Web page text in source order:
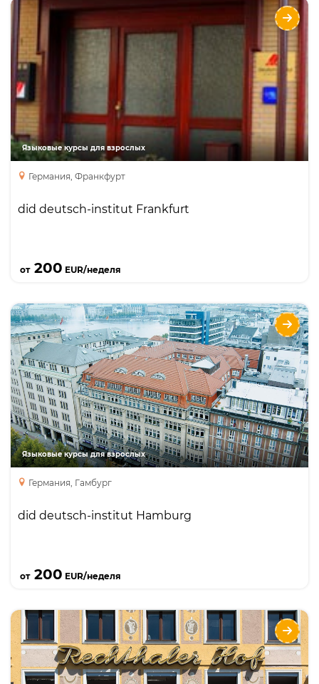
Языковые курсы для взрослых
Германия, Франкфурт
did deutsch-institut Frankfurt
от200 EUR/неделя
did deutsch-institut Frankfurt
Курсы
Языки
Интенсивный курс
Курсы для учителей
Занятия с преподавателем один на один
Бизнес курс
курс подготовки к экзаменам
Языковые курсы для взрослых
Германия, Гамбург
did deutsch-institut Hamburg
от200 EUR/неделя
did deutsch-institut Hamburg
Курсы
Языки
Интенсивный курс
Курсы для учителей
Занятия с преподавателем один на один
Бизнес курс
курс подготовки к экзаменам
did deutsch-institut München
Курсы
Языки